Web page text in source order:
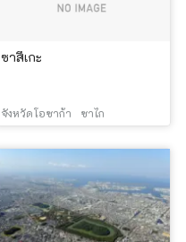
ซาสึเกะ
จังหวัดโอซาก้า ซาไก